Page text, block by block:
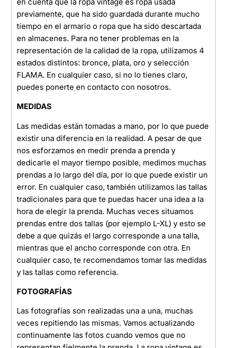
previamente, que ha sido guardada durante mucho
tiempo en el armario o ropa que ha sido descartada
en almacenes. Para no tener problemas en la
representación de la calidad de la ropa, utilizamos 4
estados distintos: bronce, plata, oro y selección
FLAMA. En cualquier caso, si no lo tienes claro,
puedes ponerte en contacto con nosotros.
MEDIDAS
Las medidas están tomadas a mano, por lo que puede
existir una diferencia en la realidad. A pesar de que
nos esforzamos en medir prenda a prenda y
dedicarle el mayor tiempo posible, medimos muchas
prendas a lo largo del día, por lo que puede existir un
error. En cualquier caso, también utilizamos las tallas
tradicionales para que te puedas hacer una idea a la
hora de elegir la prenda. Muchas veces situamos
prendas entre dos tallas (por ejemplo L-XL) y esto se
debe a que quizás el largo corresponde a una talla,
mientras que el ancho corresponde con otra. En
cualquier caso, te recomendamos tomar las medidas
y las tallas como referencia.
FOTOGRAFÍAS
Las fotografías son realizadas una a una, muchas
veces repitiendo las mismas. Vamos actualizando
continuamente las fotos cuando vemos que no